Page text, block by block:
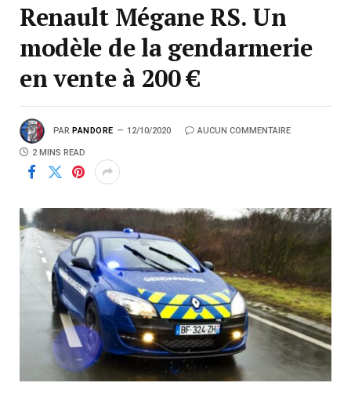
Renault Mégane RS. Un
modèle de la gendarmerie
en vente à 200 €
PAR PANDORE 12/10/2020 AUCUN COMMENTAIRE
2 MINS READ